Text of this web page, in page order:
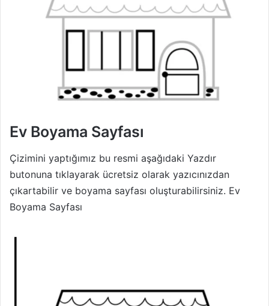
Ev Boyama Sayfası
Çizimini yaptığımız bu resmi aşağıdaki Yazdır
butonuna tıklayarak ücretsiz olarak yazıcınızdan
çıkartabilir ve boyama sayfası oluşturabilirsiniz. Ev
Boyama Sayfası